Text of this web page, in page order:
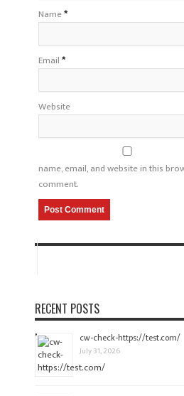
Name*
Email*
Website
name, email, and website in this
comment.
RECENT POSTS
cw-check-https://test.com/
July 31, 2026